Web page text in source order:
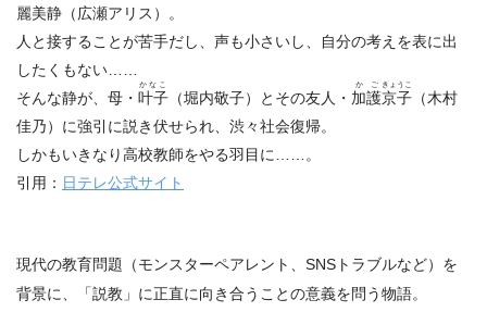
麗美静（広瀬アリス）。
人と接することが苦手だし、声も小さいし、自分の考えを表に出
したくもない……
そんな静が、母・ 叶子
かなこ
（堀内敬子）とその友人・ 加護
かご
京子
きょうこ
（木村
佳乃）に強引に説き伏せられ、渋々社会復帰。
しかもいきなり高校教師をやる羽目に……。
引用： 日テレ公式サイト
現代の教育問題（モンスターペアレント、SNSトラブルなど）を
背景に、「説教」に正直に向き合うことの意義を問う物語。